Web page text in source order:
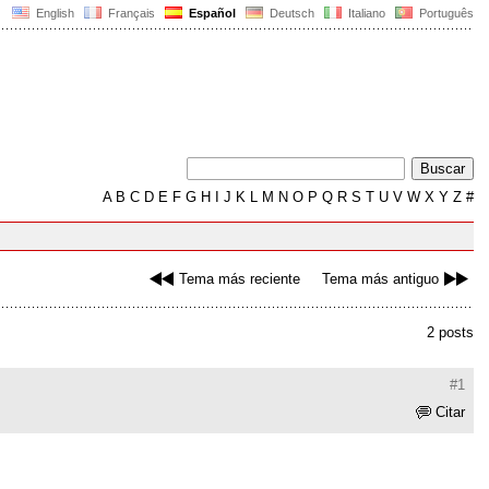
English Français Español Deutsch Italiano Português
AB C D E F G H J K L M N O P Q R S T U V W X Y Z #
Tema más reciente Tema más antiguo
2 posts
#1
Citar